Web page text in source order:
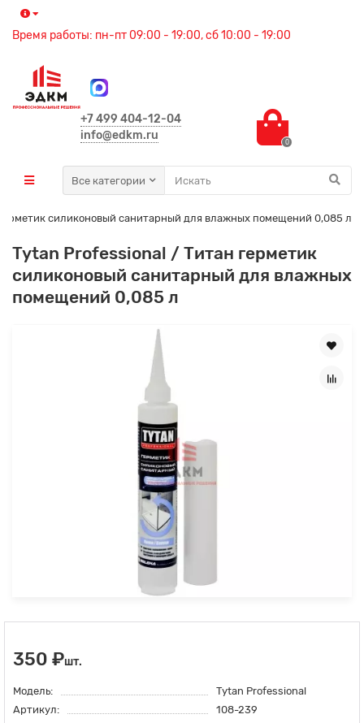
Время работы: пн-пт 09:00 - 19:00, сб 10:00 - 19:00
+7 499 404-12-04
info@edkm.ru
0
Все категории
силиконовый санитарный для влажных помещений 0,085 л
Tytan Professional / Титан герметик
силиконовый санитарный для влажных
помещений 0,085 л
350 ₽шт.
Модель:
Tytan Professional
Артикул:
108-239